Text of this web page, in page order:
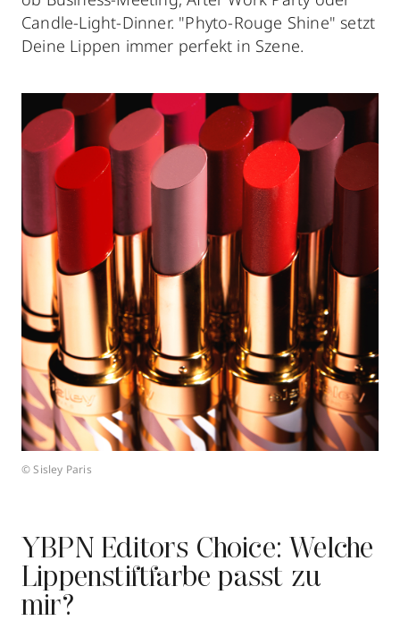
Candle-Light-Dinner. "Phyto-Rouge Shine" setzt
Deine Lippen immer perfekt in Szene.
© Sisley Paris
YBPN Editors Choice: Welche
Lippenstiftfarbe passt zu
mir?